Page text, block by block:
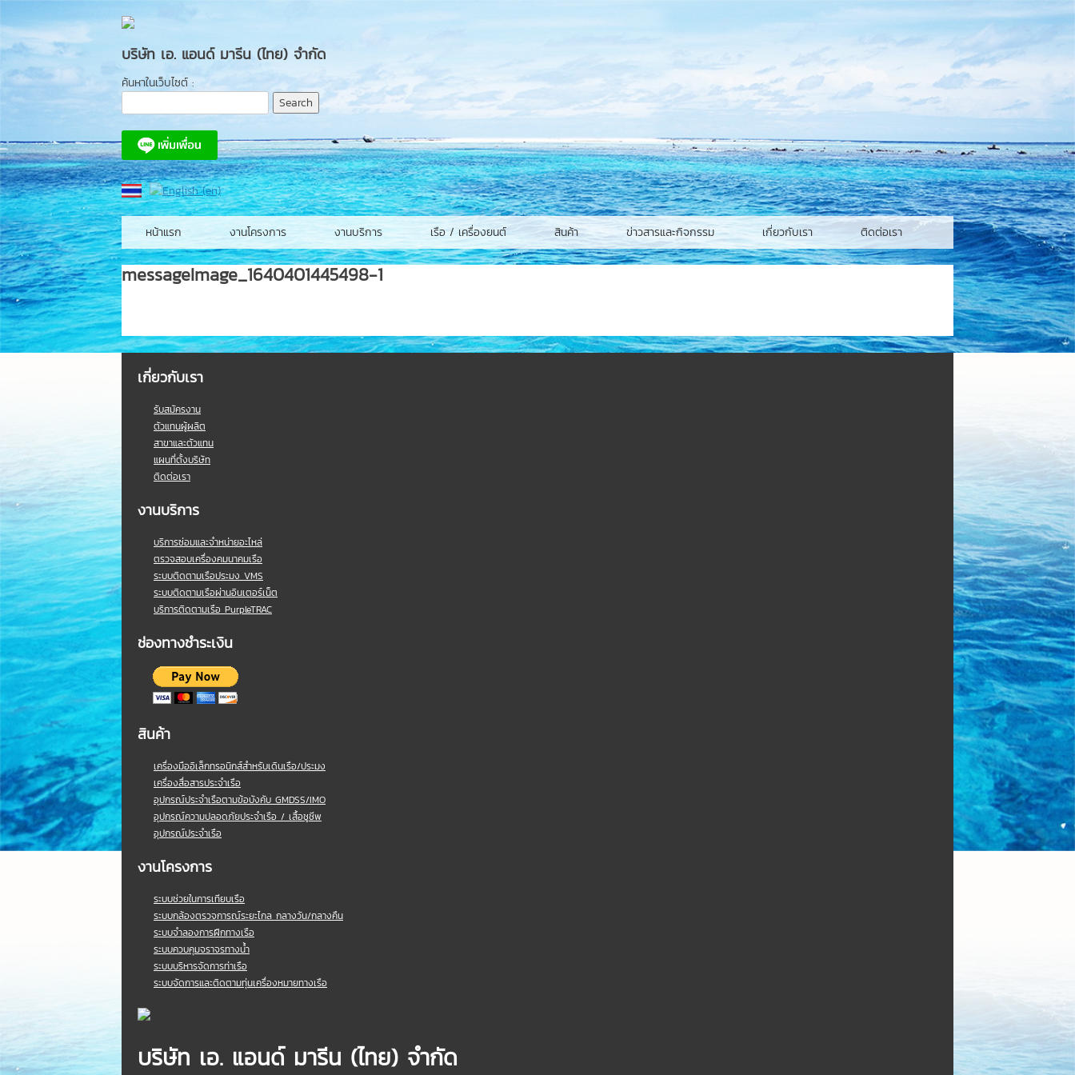
to
content
บริษัท เอ. แอนด์ มารีน (ไทย) จำกัด
ค้นหาในเว็บไซต์ :
หน้าแรก งานโครงการ งานบริการ เรือ / เครื่องยนต์ สินค้า ข่าวสารและกิจกรรม เกี่ยวกับเรา ติดต่อเรา
messageImage_1640401445498-1
เกี่ยวกับเรา
รับสมัครงาน
ตัวแทนผู้ผลิต
สาขาและตัวแทน
แผนที่ตั้งบริษัท
ติดต่อเรา
งานบริการ
บริการซ่อมและจำหน่ายอะไหล่
ตรวจสอบเครื่องคมนาคมเรือ
ระบบติดตามเรือประมง VMS
ระบบติดตามเรือผ่านอินเตอร์เน็ต
บริการติดตามเรือ PurpleTRAC
ช่องทางชำระเงิน
สินค้า
เครื่องมืออิเล็กทรอนิกส์สำหรับเดินเรือ/ประมง
เครื่องสื่อสารประจำเรือ
อุปกรณ์ประจำเรือตามข้อบังคับ GMDSS/IMO
อุปกรณ์ความปลอดภัยประจำเรือ / เสื้อชูชีพ
อุปกรณ์ประจำเรือ
งานโครงการ
ระบบช่วยในการเทียบเรือ
ระบบกล้องตรวจการณ์ระยะไกล กลางวัน/กลางคืน
ระบบจำลองการฝึกทางเรือ
ระบบควบคุมจราจรทางน้ำ
ระบบบริหารจัดการท่าเรือ
ระบบจัดการและติดตามทุ่นเครื่องหมายทางเรือ
บริษัท เอ. แอนด์ มารีน (ไทย) จำกัด